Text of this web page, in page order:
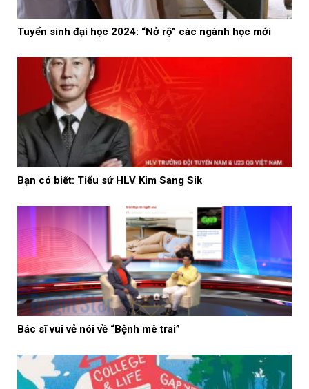
Tuyển sinh đại học 2024: “Nở rộ” các ngành học mới
Bạn có biết: Tiểu sử HLV Kim Sang Sik
Bác sĩ vui vẻ nói về “Bệnh mê trai”